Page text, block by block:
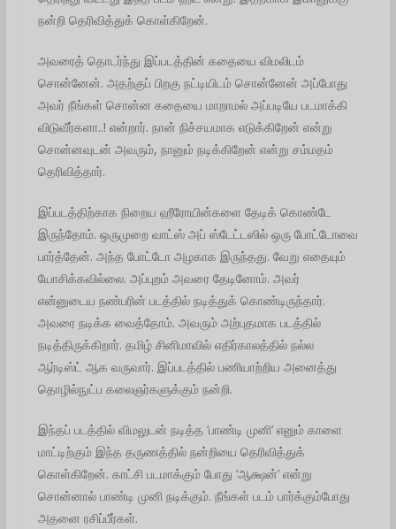
நன்றி தெரிவித்துக் கொள்கிறேன்.
அவரைத் தொடர்ந்து இப்படத்தின் கதையை விமலிடம்
சொன்னேன். அதற்குப் பிறகு நட்டியிடம் சொன்னேன் அப்போது
அவர் நீங்கள் சொன்ன கதையை மாறாமல் அப்படியே படமாக்கி
விடுவீர்களா..! என்றார். நான் நிச்சயமாக எடுக்கிறேன் என்று
சொன்னவுடன் அவரும், நானும் நடிக்கிறேன் என்று சம்மதம்
தெரிவித்தார்.
இப்படத்திற்காக நிறைய ஹீரோயின்களை தேடிக் கொண்டே
இருந்தோம். ஒருமுறை வாட்ஸ் அப் ஸ்டேட்டஸில் ஒரு போட்டோவை
பார்த்தேன்.‌ அந்த போட்டோ அழகாக இருந்தது. வேறு எதையும்
யோசிக்கவில்லை. அப்புறம் அவரை தேடினோம். அவர்
என்னுடைய நண்பரின் படத்தில் நடித்துக் கொண்டிருந்தார்.
அவரை நடிக்க வைத்தோம். அவரும் அற்புதமாக படத்தில்
நடித்திருக்கிறார். தமிழ் சினிமாவில் எதிர்காலத்தில் நல்ல
ஆர்டிஸ்ட் ஆக வருவார். இப்படத்தில் பணியாற்றிய அனைத்து
தொழில்நுட்ப கலைஞர்களுக்கும் நன்றி.‌
இந்தப் படத்தில் விமலுடன் நடித்த ‘பாண்டி முனி’ எனும் காளை
மாட்டிற்கும் இந்த தருணத்தில் நன்றியை தெரிவித்துக்
கொள்கிறேன். காட்சி படமாக்கும் போது ‘ஆக்ஷன்’ என்று
சொன்னால் பாண்டி முனி நடிக்கும். நீங்கள் படம் பார்க்கும்போது
அதனை ரசிப்பீர்கள்.